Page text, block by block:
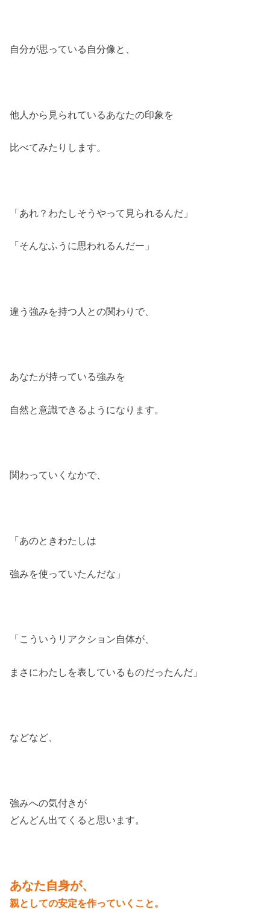
自分が思っている自分像と、
他人から見られているあなたの印象を
比べてみたりします。
「あれ？わたしそうやって見られるんだ」
「そんなふうに思われるんだー」
違う強みを持つ人との関わりで、
あなたが持っている強みを
自然と意識できるようになります。
関わっていくなかで、
「あのときわたしは
強みを使っていたんだな」
「こういうリアクション自体が、
まさにわたしを表しているものだったんだ」
などなど、
強みへの気付きが
どんどん出てくると思います。
あなた自身が、
親としての安定を作っていくこと。